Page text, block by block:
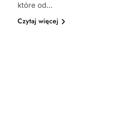
które od…
Czytaj więcej